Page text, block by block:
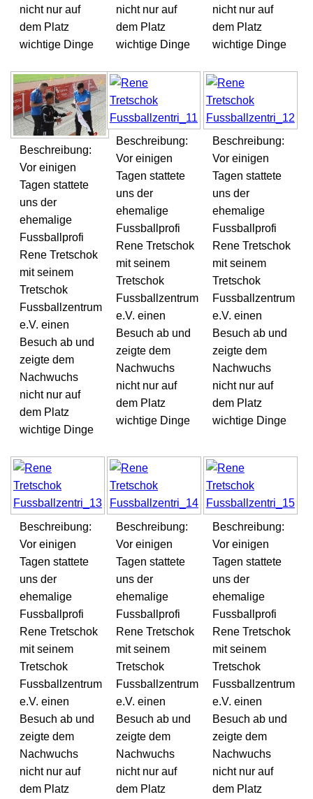
nicht nur auf
dem Platz
wichtige Dinge
nicht nur auf
dem Platz
wichtige Dinge
nicht nur auf
dem Platz
wichtige Dinge
Beschreibung:
Vor einigen
Tagen stattete
uns der
ehemalige
Fussballprofi
Rene Tretschok
mit seinem
Tretschok
Fussballzentrum
e.V. einen
Besuch ab und
zeigte dem
Nachwuchs
nicht nur auf
dem Platz
wichtige Dinge
Beschreibung:
Vor einigen
Tagen stattete
uns der
ehemalige
Fussballprofi
Rene Tretschok
mit seinem
Tretschok
Fussballzentrum
e.V. einen
Besuch ab und
zeigte dem
Nachwuchs
nicht nur auf
dem Platz
wichtige Dinge
Beschreibung:
Vor einigen
Tagen stattete
uns der
ehemalige
Fussballprofi
Rene Tretschok
mit seinem
Tretschok
Fussballzentrum
e.V. einen
Besuch ab und
zeigte dem
Nachwuchs
nicht nur auf
dem Platz
wichtige Dinge
Beschreibung:
Vor einigen
Tagen stattete
uns der
ehemalige
Fussballprofi
Rene Tretschok
mit seinem
Tretschok
Fussballzentrum
e.V. einen
Besuch ab und
zeigte dem
Nachwuchs
nicht nur auf
dem Platz
Beschreibung:
Vor einigen
Tagen stattete
uns der
ehemalige
Fussballprofi
Rene Tretschok
mit seinem
Tretschok
Fussballzentrum
e.V. einen
Besuch ab und
zeigte dem
Nachwuchs
nicht nur auf
dem Platz
Beschreibung:
Vor einigen
Tagen stattete
uns der
ehemalige
Fussballprofi
Rene Tretschok
mit seinem
Tretschok
Fussballzentrum
e.V. einen
Besuch ab und
zeigte dem
Nachwuchs
nicht nur auf
dem Platz